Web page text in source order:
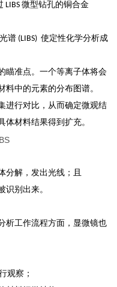
微型钻孔的铜合金
谱 (LIBS) 使定性化学分析成
瞄准点。一个等离子体将会
中的元素的分布图谱。
进行对比，从而确定微观结
材料结果得到扩充。
分解，发出光线；且
识别出来。
析工作流程方面，显微镜也
观察；